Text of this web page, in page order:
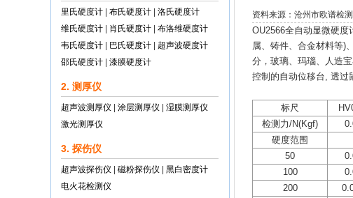
里氏硬度计 布氏硬度计
洛氏硬度计
维氏硬度计
肖氏硬度计
布洛维硬度计
韦氏硬度计
巴氏硬度计
超声波硬度计
邵氏硬度计
漆膜硬度计
2. 测厚仪
超声波测厚仪 涂层测厚仪
湿膜测厚仪
激光测厚仪
3. 探伤仪
超声波探伤仪 磁粉探伤仪
黑白密度计
电火花检测仪
资料来源：沧州市欧谱检
OU2566全自动显微硬
属、铸件、合金材料等)
分，玻璃、玛瑙、人造
控制的自动位移台, 透过
标尺
检测力/N(Kgf)
硬度范围
50
100
200